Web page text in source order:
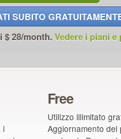
SUBITO
$ 28/month. Vedere i piani e
i
Free
Utilizzo illimitato
Aggiornamento del